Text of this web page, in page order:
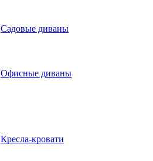
Садовые диваны
Офисные диваны
Кресла-кровати